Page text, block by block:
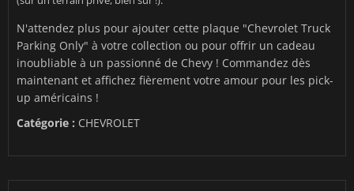
N'attendez plus pour ajouter cette plaque "Chevrolet Truck
Parking Only" à votre collection ou pour offrir un cadeau
inoubliable à un passionné de Chevy ! Commandez dès
maintenant et affichez fièrement votre amour pour les pick-
up américains !
Catégorie : CHEVROLET